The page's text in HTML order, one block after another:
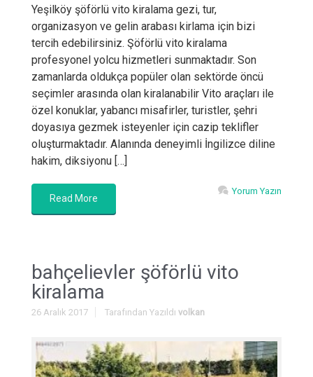
Yeşilköy şöförlü vito kiralama gezi, tur,
organizasyon ve gelin arabası kirlama için bizi
tercih edebilirsiniz. Şöförlü vito kiralama
profesyonel yolcu hizmetleri sunmaktadır. Son
zamanlarda oldukça popüler olan sektörde öncü
seçimler arasında olan kiralanabilir Vito araçları ile
özel konuklar, yabancı misafirler, turistler, şehri
doyasıya gezmek isteyenler için cazip teklifler
oluşturmaktadır. Alanında deneyimli İngilizce diline
hakim, diksiyonu […]
Read More
Yorum Yazın
bahçelievler şöförlü vito
kiralama
26 Aralık 2017 Tarafından Yazıldı volkan